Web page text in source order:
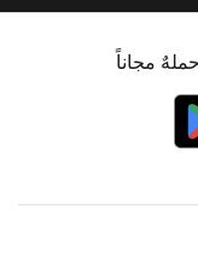
مجاناً